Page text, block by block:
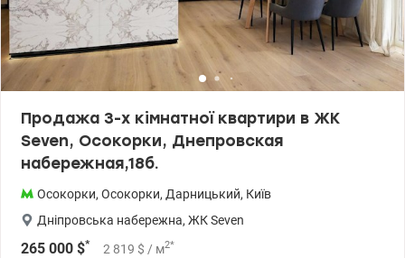
Продажа 3-х кімнатної квартири в ЖК
Seven, Осокорки, Днепровская
набережная,18б.
Осокорки, Осокорки, Дарницький, Київ
Дніпровська набережна, ЖК Seven
265 000 $* 2 819 $ / м2*